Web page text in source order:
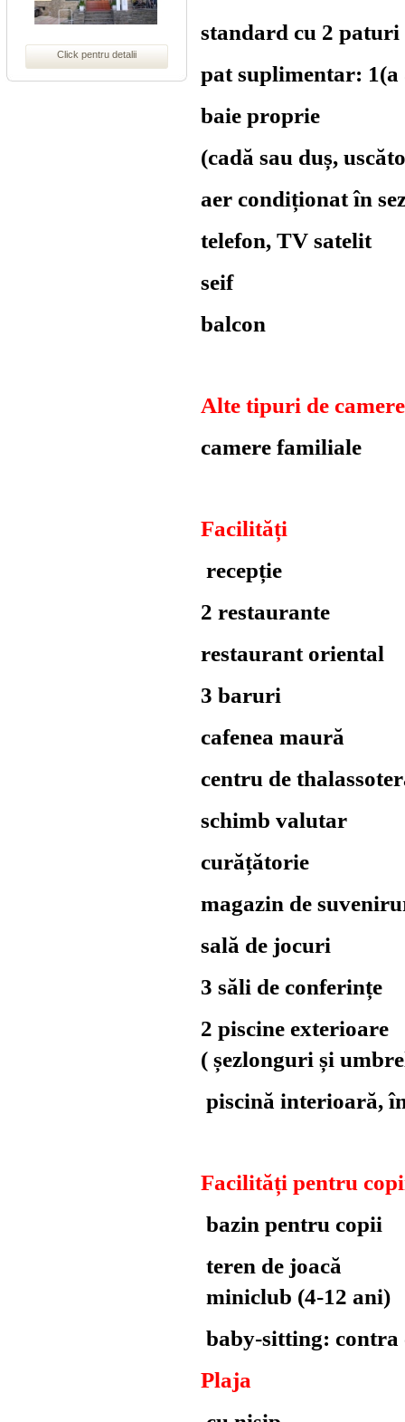
Click pentru detalii
standard cu 2 paturi
pat suplimentar: 1(a
baie proprie
(cadă sau duș,
aer condiționat în
telefon, TV satelit
seif
balcon
Alte tipuri de
camere familiale
Facilități
recepție
2 restaurante
restaurant oriental
3 baruri
cafenea maură
centru de
schimb valutar
curățătorie
magazin de
sală de jocuri
3 săli de conferințe
2 piscine exterioare
( șezlonguri și
piscină interioară,
Facilități pentru
bazin pentru copii
teren de joacă
miniclub (4-12 ani)
baby-sitting: contra
Plaja